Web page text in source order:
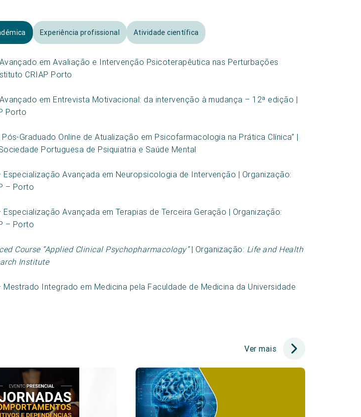
Experiência profissional Atividade científica
em Avaliação e Intervenção Psicoterapêutica nas Perturbações
CRIAP Porto
em Entrevista Motivacional: da intervenção à mudança – 12ª edição |
Porto
Pós-Graduado Online de Atualização em Psicofarmacologia na Prática Clínica” |
Portuguesa de Psiquiatria e Saúde Mental
Especialização Avançada em Neuropsicologia de Intervenção | Organização:
– Porto
Avançada em Terapias de Terceira Geração | Organização:
– Porto
Course “Applied Clinical Psychopharmacology”| Organização: Life and Health
Institute
Mestrado Integrado em Medicina pela Faculdade de Medicina da Universidade
Ver mais